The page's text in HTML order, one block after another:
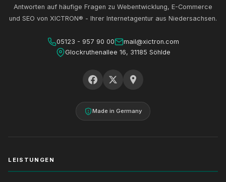
Antworten auf häufige Fragen zu Webentwicklung, E-Commerce
und SEO von XICTRON® - Ihrer Internetagentur aus Niedersachsen.
05123 - 957 90 00
mail@xictron.com
Glockruthenallee 16, 31185 Söhlde
Made in Germany
LEISTUNGEN